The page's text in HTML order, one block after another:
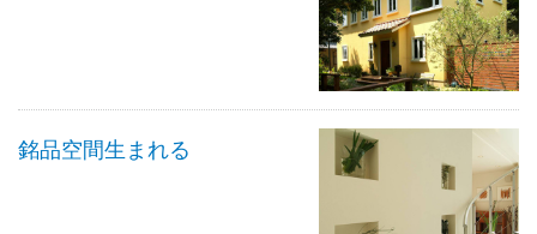
銘品空間生まれる